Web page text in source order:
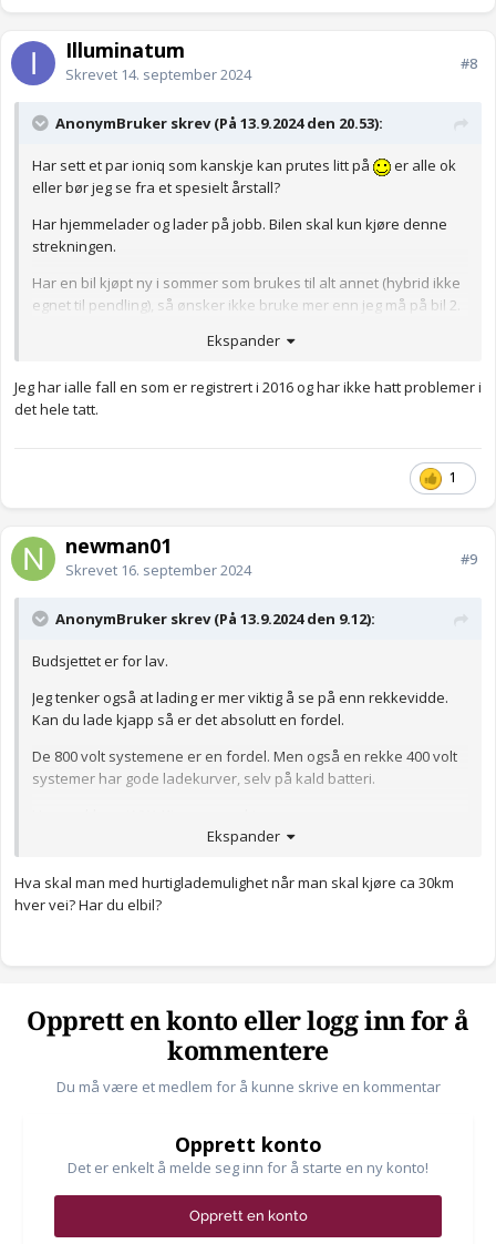
Illuminatum
Skrevet 14. september 2024
#8
AnonymBruker skrev (På 13.9.2024 den 20.53):
Har sett et par ioniq som kanskje kan prutes litt på
er alle ok
eller bør jeg se fra et spesielt årstall?
Har hjemmelader og lader på jobb. Bilen skal kun kjøre denne
strekningen.
Har en bil kjøpt ny i sommer som brukes til alt annet (hybrid ikke
egnet til pendling), så ønsker ikke bruke mer enn jeg må på bil 2.
Ekspander
Jeg har ialle fall en som er registrert i 2016 og har ikke hatt problemer i
det hele tatt.
1
newman01
Skrevet 16. september 2024
#9
AnonymBruker skrev (På 13.9.2024 den 9.12):
Budsjettet er for lav.
Jeg tenker også at lading er mer viktig å se på enn rekkevidde.
Kan du lade kjapp så er det absolutt en fordel.
De 800 volt systemene er en fordel. Men også en rekke 400 volt
systemer har gode ladekurver, selv på kald batteri.
Ekspander
Hva skal man med hurtiglademulighet når man skal kjøre ca 30km
hver vei? Har du elbil?
Opprett en konto eller logg inn for å
kommentere
Du må være et medlem for å kunne skrive en kommentar
Opprett konto
Det er enkelt å melde seg inn for å starte en ny konto!
Opprett en konto